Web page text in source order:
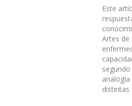
Este
Artes de
distintas